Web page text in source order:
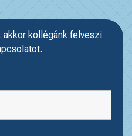
akkor kollégánk felveszi